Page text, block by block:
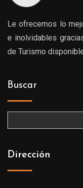
Le ofrecemos lo
e inolvidables
de Turismo
Buscar
Dirección